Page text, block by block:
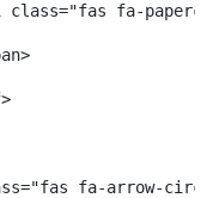
class="fas fa-
</
</
fa-arrow-